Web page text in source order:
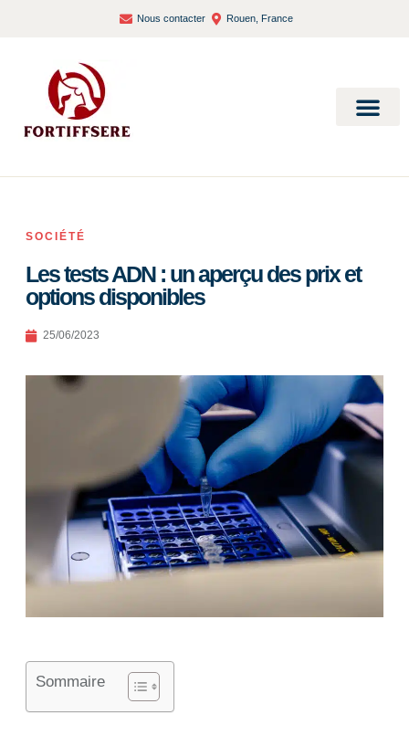
Nous contacter Rouen, France
SOCIÉTÉ
Les tests ADN : un aperçu des prix et
options disponibles
25/06/2023
Sommaire